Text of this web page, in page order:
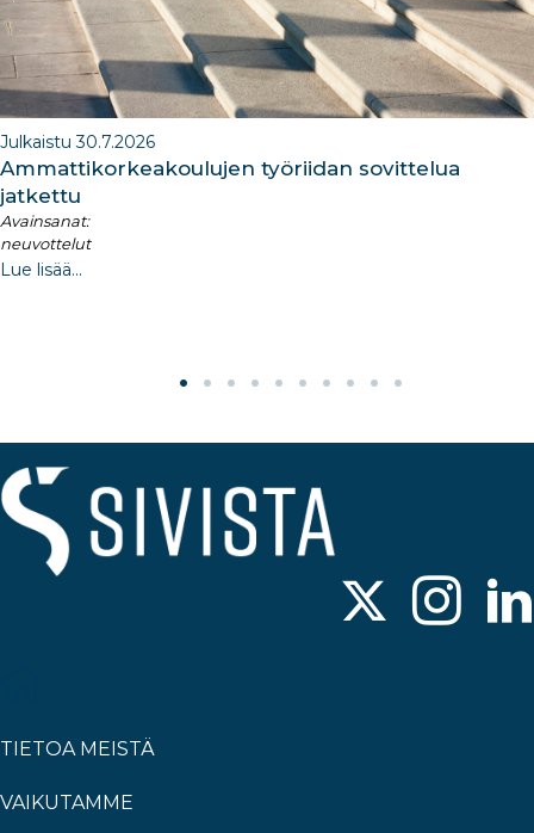
Julkaistu 30.7.2026
Ammattikorkeakoulujen työriidan sovittelua
jatkettu
Avainsanat:
neuvottelut
Lue lisää...
TIETOA MEISTÄ
VAIKUTAMME